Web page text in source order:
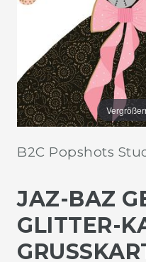
B2C Popshots
JAZ-BAZ
GLITTER-